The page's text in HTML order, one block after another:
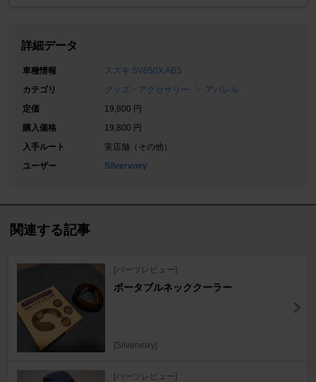
詳細データ
車種情報
スズキ SV650X ABS
カテゴリ
グッズ・アクセサリー
アパレル
定価
19,800 円
購入価格
19,800 円
入手ルート
実店舗（その他）
ユーザー
Silvervoxy
関連する記事
[パーツレビュー]
ポータブルネッククーラー
[Silvervoxy]
[パーツレビュー]